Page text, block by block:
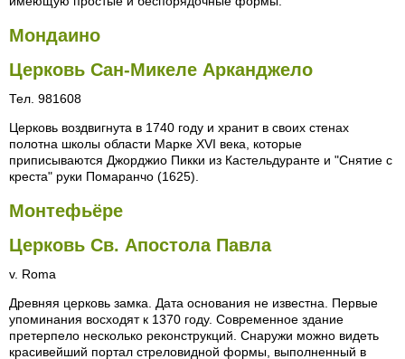
Мондаино
Церковь Сан-Микеле Арканджело
Тел. 981608
Церковь воздвигнута в 1740 году и хранит в своих стенах
полотна школы области Марке XVI века, которые
приписываются Джорджио Пикки из Кастельдуранте и "Снятие с
креста" руки Помаранчо (1625).
Монтефьёре
Церковь Св. Апостола Павла
v. Roma
Древняя церковь замка. Дата основания не известна. Первые
упоминания восходят к 1370 году. Современное здание
претерпело несколько реконструкций. Снаружи можно видеть
красивейший портал стреловидной формы, выполненный в